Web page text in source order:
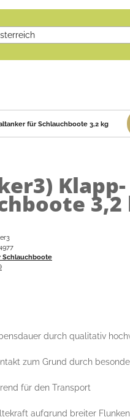
für Schlauchboote 3,2 kg
3,2
Schlauchboote
durch qualitativ
zum Grund durch
für den Transport
aufgrund breiter Flunken